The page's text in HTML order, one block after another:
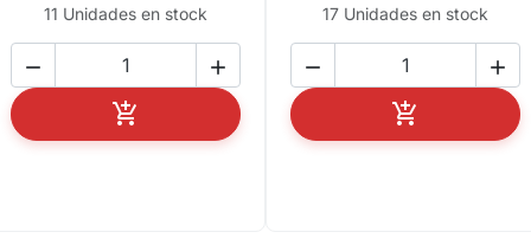
11 Unidades en stock
 
 AÑADIR AL CARRITO
17 Unidades en stock
 
 AÑADIR AL